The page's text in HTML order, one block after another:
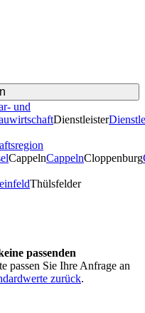
und
Dienstleister
CappelnCappelnCloppenburg
Thülsfelder
passenden
passen Sie Ihre Anfrage an
zurück.